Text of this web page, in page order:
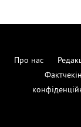
Про нас